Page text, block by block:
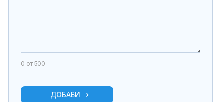
0 от 500
ДОБАВИ